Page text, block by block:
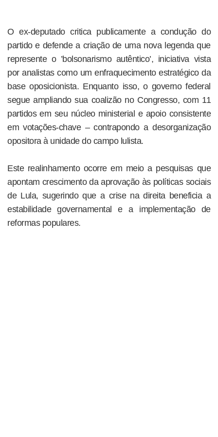
O ex-deputado critica publicamente a condução do
partido e defende a criação de uma nova legenda que
represente o ’bolsonarismo autêntico’, iniciativa vista
por analistas como um enfraquecimento estratégico da
base oposicionista. Enquanto isso, o governo federal
segue ampliando sua coalizão no Congresso, com 11
partidos em seu núcleo ministerial e apoio consistente
em votações-chave – contrapondo a desorganização
opositora à unidade do campo lulista.
Este realinhamento ocorre em meio a pesquisas que
apontam crescimento da aprovação às políticas sociais
de Lula, sugerindo que a crise na direita beneficia a
estabilidade governamental e a implementação de
reformas populares.